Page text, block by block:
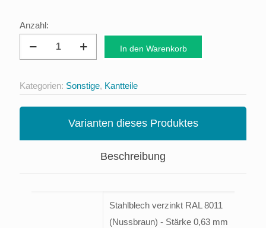
Pultdach
Menge
In den Warenkorb
Kategorien: Sonstige, Kantteile
Varianten dieses Produktes
Beschreibung
Stahlblech verzinkt RAL 8011
(Nussbraun) - Stärke 0,63 mm